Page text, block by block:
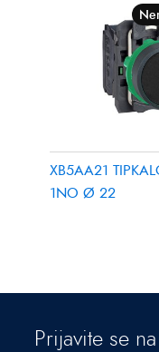
XB5AA21
1NO Ø 22
Prijavite se na